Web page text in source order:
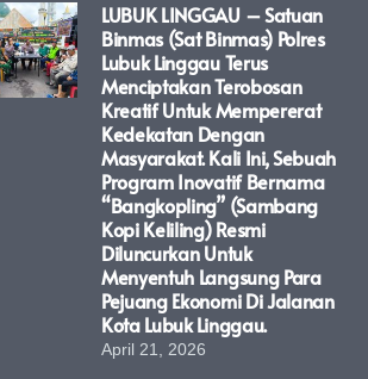
LUBUK LINGGAU – Satuan
Binmas (Sat Binmas) Polres
Lubuk Linggau Terus
Menciptakan Terobosan
Kreatif Untuk Mempererat
Kedekatan Dengan
Masyarakat. Kali Ini, Sebuah
Program Inovatif Bernama
“Bangkopling” (Sambang
Kopi Keliling) Resmi
Diluncurkan Untuk
Menyentuh Langsung Para
Pejuang Ekonomi Di Jalanan
Kota Lubuk Linggau.
April 21, 2026